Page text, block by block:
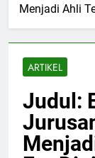
Menjadi Ahli
ARTIKEL
Judul: